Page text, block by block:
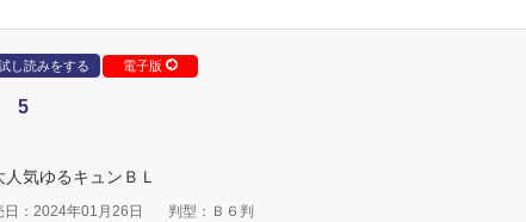
し読みをする 電子版
5
気ゆるキュンＢＬ
日：2024年01月26日 判型：Ｂ６判